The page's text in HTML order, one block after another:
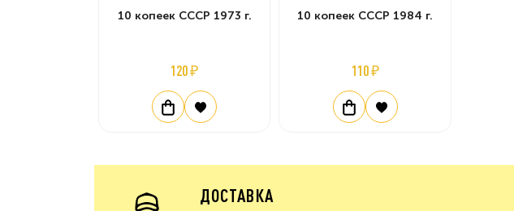
10 копеек СССР 1973 г.
120 ₽
10 копеек СССР 1984 г.
110 ₽
ДОСТАВКА